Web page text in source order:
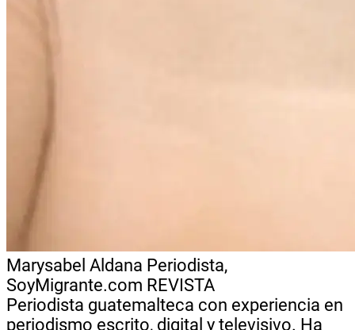
Marysabel Aldana Periodista,
SoyMigrante.com REVISTA
Periodista guatemalteca con experiencia en
periodismo escrito, digital y televisivo. Ha